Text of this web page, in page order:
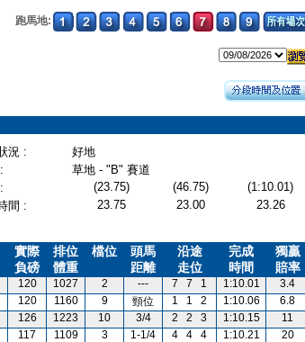
跑馬地:
況 :
好地
草地 - "B" 賽道
(23.75) (46.75)
(1:10.01)
間 :
23.75 23.00
23.26
實際
負磅
排位
體重
檔位
頭馬
距離
沿途
走位
完成
時間
獨贏
賠率
120 1027 2 --- 7 7 1 1:10.01
3.4
120 1160 9 頸位 1 1 2 1:10.06
6.8
126 1223 10 3/4 2 2 3 1:10.15
11
117 1109 3 1-1/4 4 4 4 1:10.21
20